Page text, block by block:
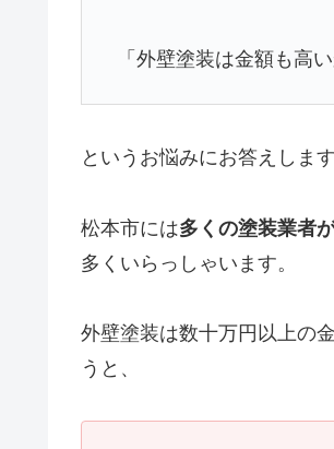
「外壁塗装は金額も高
というお悩みにお答えします
松本市には多くの塗装業者
多くいらっしゃいます。
外壁塗装は数十万円以上の
うと、